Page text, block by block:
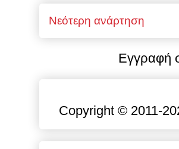
Νεότερη ανάρτηση
Εγγραφή
Copyright © 2011-